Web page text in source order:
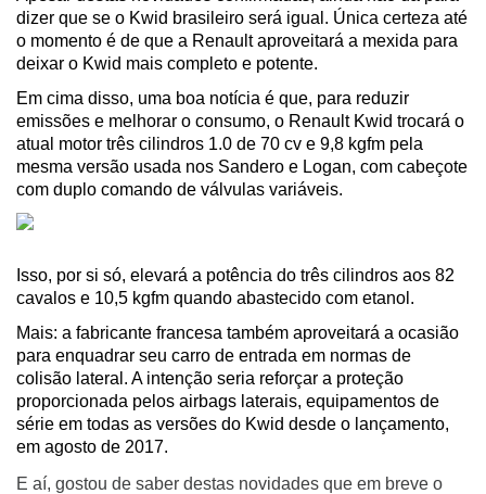
dizer que se o Kwid brasileiro será igual. Única certeza até
o momento é de que a Renault aproveitará a mexida para
deixar o Kwid mais completo e potente.
Em cima disso, uma boa notícia é que, para reduzir
emissões e melhorar o consumo, o Renault Kwid trocará o
atual motor três cilindros 1.0 de 70 cv e 9,8 kgfm pela
mesma versão usada nos Sandero e Logan, com cabeçote
com duplo comando de válvulas variáveis.
Isso, por si só, elevará a potência do três cilindros aos 82
cavalos e 10,5 kgfm quando abastecido com etanol.
Mais: a fabricante francesa também aproveitará a ocasião
para enquadrar seu carro de entrada em normas de
colisão lateral. A intenção seria reforçar a proteção
proporcionada pelos airbags laterais, equipamentos de
série em todas as versões do Kwid desde o lançamento,
em agosto de 2017.
E aí, gostou de saber destas novidades que em breve o